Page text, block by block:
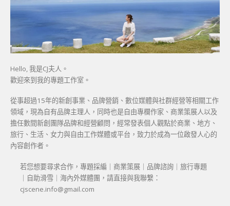
Hello, 我是CJ夫人。
歡迎來到我的專題工作室。
從事超過15年的新創事業、品牌營銷、數位媒體與社群經營等相關工作
領域，現為自有品牌主理人，同時也是自由專欄作家、商業策展人以及
擔任數間新創團隊品牌和經營顧問，經常發表個人觀點於商業、地方、
旅行、生活、女力與自由工作媒體或平台，致力於成為一位啟發人心的
內容創作者。
若您想要尋求合作，專題採編｜商業策展｜品牌諮詢｜旅行專題
｜自助滑雪｜海內外媒體團，請直接與我聯繫：
cjscene.info@gmail.com